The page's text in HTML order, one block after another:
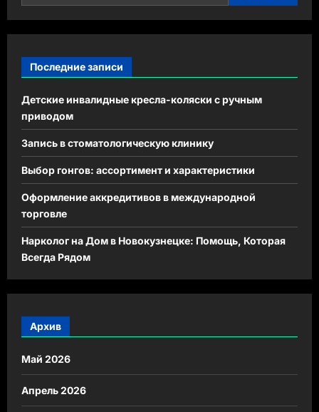
Последние записи
Детские инвалидные кресла-коляски с ручным
приводом
Запись в стоматологическую клинику
Выбор гонгов: ассортимент и характеристики
Оформление аккредитивов в международной
торговле
Нарколог на Дом в Новокузнецке: Помощь, Которая
Всегда Рядом
Архив
Май 2026
Апрель 2026